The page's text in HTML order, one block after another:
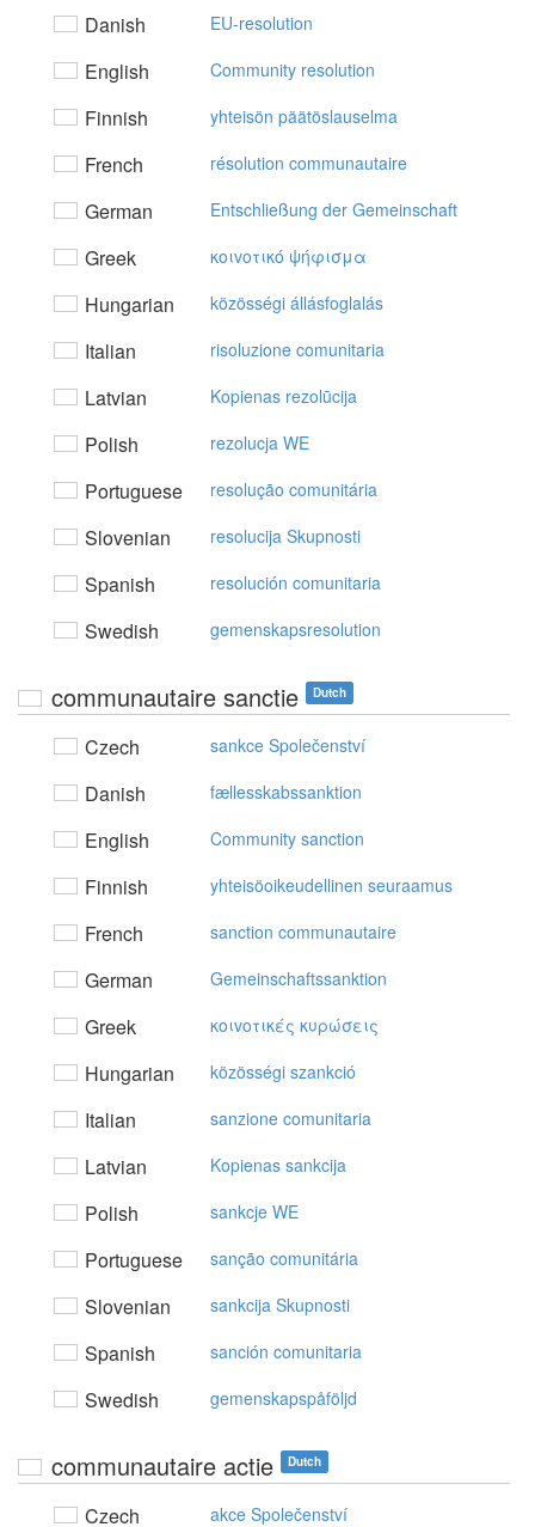
Danish EU-resolution
English Community resolution
Finnish yhteisön päätöslauselma
French résolution communautaire
German Entschließung der Gemeinschaft
Greek κoιvoτικό ψήφισμα
Hungarian közösségi állásfoglalás
Italian risoluzione comunitaria
Latvian Kopienas rezolūcija
Polish rezolucja WE
Portuguese resolução comunitária
Slovenian resolucija Skupnosti
Spanish resolución comunitaria
Swedish gemenskapsresolution
communautaire sanctie Dutch
Czech sankce Společenství
Danish fællesskabssanktion
English Community sanction
Finnish yhteisöoikeudellinen seuraamus
French sanction communautaire
German Gemeinschaftssanktion
Greek κoιvoτικές κυρώσεις
Hungarian közösségi szankció
Italian sanzione comunitaria
Latvian Kopienas sankcija
Polish sankcje WE
Portuguese sanção comunitária
Slovenian sankcija Skupnosti
Spanish sanción comunitaria
Swedish gemenskapspåföljd
communautaire actie Dutch
Czech akce Společenství